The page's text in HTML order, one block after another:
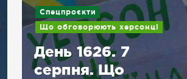
Спецпроєкти
Що обговорюють херсонці
День 1626. 7
серпня. Що